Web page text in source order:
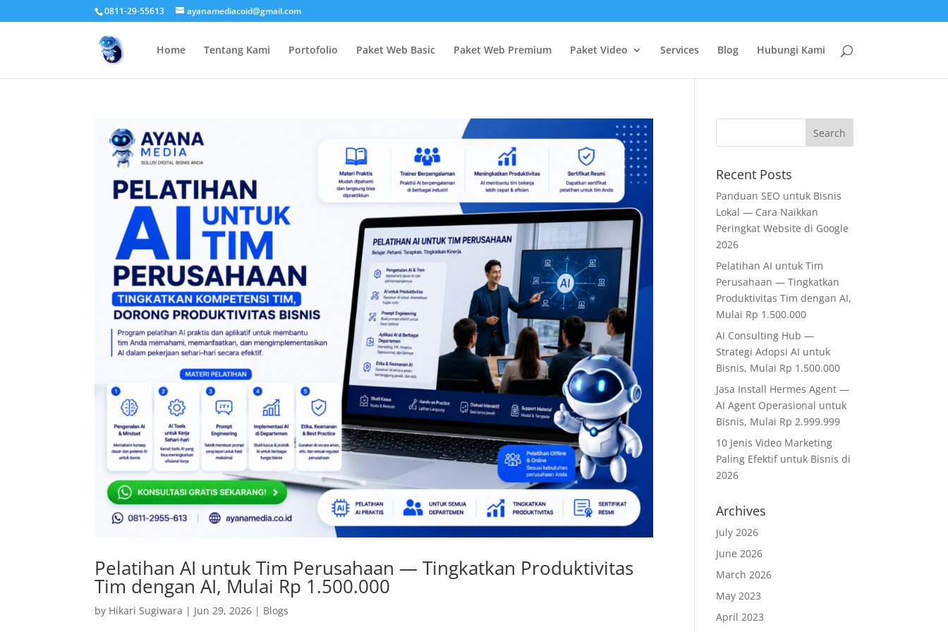
0811-29-55613 ayanamediacoid@gmail.com
Home Tentang Kami Portofolio Paket Web Basic Paket Web Premium Paket Video Services Blog Hubungi Kami
Pelatihan AI untuk Tim Perusahaan — Tingkatkan Produktivitas
Tim dengan AI, Mulai Rp 1.500.000
by Hikari Sugiwara | Jun 29, 2026 | Blogs
Recent Posts
Panduan SEO untuk Bisnis
Lokal — Cara Naikkan
Peringkat Website di Google
2026
Pelatihan AI untuk Tim
Perusahaan — Tingkatkan
Produktivitas Tim dengan AI,
Mulai Rp 1.500.000
AI Consulting Hub —
Strategi Adopsi AI untuk
Bisnis, Mulai Rp 1.500.000
Jasa Install Hermes Agent —
AI Agent Operasional untuk
Bisnis, Mulai Rp 2.999.999
10 Jenis Video Marketing
Paling Efektif untuk Bisnis di
2026
Archives
July 2026
June 2026
March 2026
May 2023
April 2023